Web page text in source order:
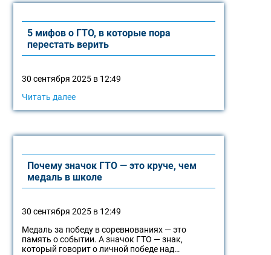
5 мифов о ГТО, в которые пора
перестать верить
30 сентября 2025 в 12:49
Читать далее
Почему значок ГТО — это круче, чем
медаль в школе
30 сентября 2025 в 12:49
Медаль за победу в соревнованиях — это
память о событии. А значок ГТО — знак,
который говорит о личной победе над…